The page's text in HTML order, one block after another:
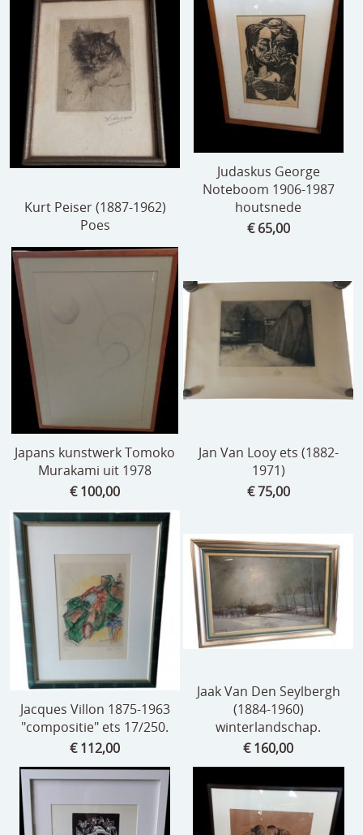
Kurt Peiser (1887-1962)
Poes
Judaskus George
Noteboom 1906-1987
houtsnede
€ 65,00
Japans kunstwerk Tomoko
Murakami uit 1978
€ 100,00
Jan Van Looy ets (1882-
1971)
€ 75,00
Jacques Villon 1875-1963
"compositie" ets 17/250.
€ 112,00
Jaak Van Den Seylbergh
(1884-1960)
winterlandschap.
€ 160,00